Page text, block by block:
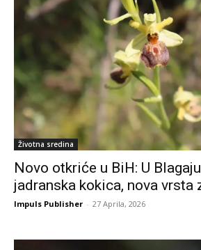
Životna sredina
Novo otkriće u BiH: U
jadranska kokica, nova vrsta
Impuls Publisher - 27 Aprila, 2026